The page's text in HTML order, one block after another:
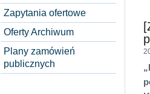
Zapytania ofertowe
Oferty Archiwum
Plany zamówień
publicznych
„